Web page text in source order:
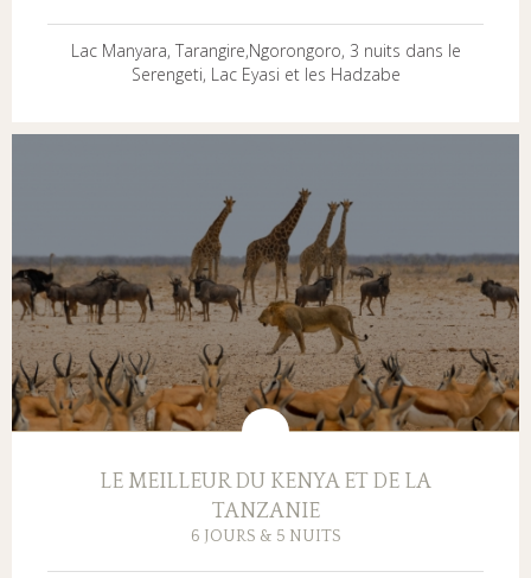
Lac Manyara, Tarangire,Ngorongoro, 3 nuits dans le
Serengeti, Lac Eyasi et les Hadzabe
LE MEILLEUR DU KENYA ET DE LA
TANZANIE
6 JOURS & 5 NUITS